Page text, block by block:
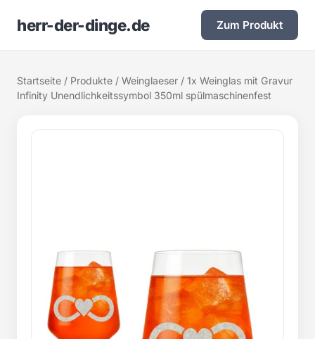
herr-der-dinge.de Zum Produkt
Startseite / Produkte / Weinglaeser / 1x Weinglas mit Gravur
Infinity Unendlichkeitssymbol 350ml spülmaschinenfest